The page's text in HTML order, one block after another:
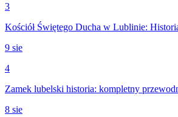
3
Kościół Świętego Ducha w Lublinie:
9 sie
4
Zamek lubelski historia: kompletny
8 sie